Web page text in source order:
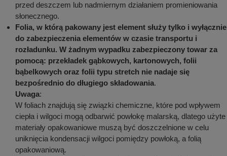
przed deszczem lub nadmiernym działaniem promieniowania
słonecznego.
Folia, w którą pakowany jest element służy tylko i wyłącznie
do zabezpieczenia elementów w czasie transportu i
rozładunku. W żadnym wypadku zabezpieczony towar za
pomocą: przekładek gąbkowych, kartonowych, folii
bąbelkowych oraz folii typu stretch nie nadaje się
bezpośrednio do długiego składowania.
Uwaga:
W foliach znajdują się związki chemiczne, które pod wpływem
ciepła i wilgoci mogą odbarwić powłokę malarską, dlatego użyte
materiały opakowaniowe muszą być doszczelnione w celu
uniknięcia kondensacji wilgoci pomiędzy powłoką, a folią
opakowaniową.